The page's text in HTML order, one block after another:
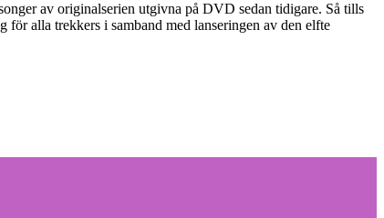
av originalserien utgivna på DVD sedan tidigare. Så tills
alla trekkers i samband med lanseringen av den elfte